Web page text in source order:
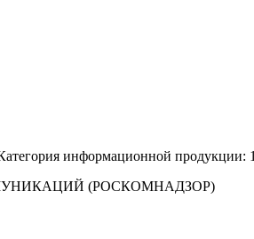
информационной продукции:
(РОСКОМНАДЗОР)